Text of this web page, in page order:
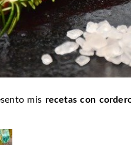
mis recetas con